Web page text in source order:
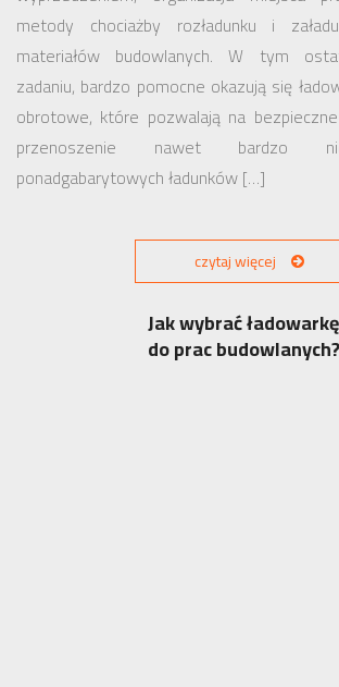
metody chociażby rozładunku i
materiałów budowlanych. W tym
zadaniu, bardzo pomocne okazują się
obrotowe, które pozwalają na
przenoszenie nawet bardzo
ponadgabarytowych ładunków […]
czytaj więcej
Jak wybrać ładowarkę
do prac budowlanych?